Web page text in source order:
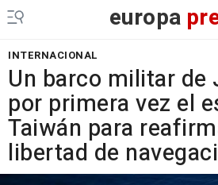
europa
INTERNACIONAL
Un barco militar de
por primera vez el
Taiwán para
libertad de